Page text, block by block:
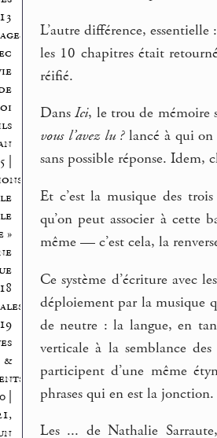
13
|
»
18
19
&
|
L’autre différence,
les 10 chapitres était
réifié.
DansIci, le trou de
vous l’avez lu ?lancé à qui on
sans possible réponse.
Et c’est la musique des
qu’on peut associer à cette
même — c’est cela, la
Ce système d’écriture avec
déploiement par la musique
de neutre : la langue, en
verticale à la semblance
participent d’une même
phrases qui en est la jonction.
Les ... de Nathalie